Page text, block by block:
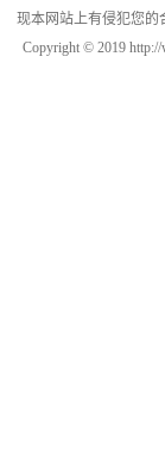
现本网站上有侵犯您的
Copyright © 2019